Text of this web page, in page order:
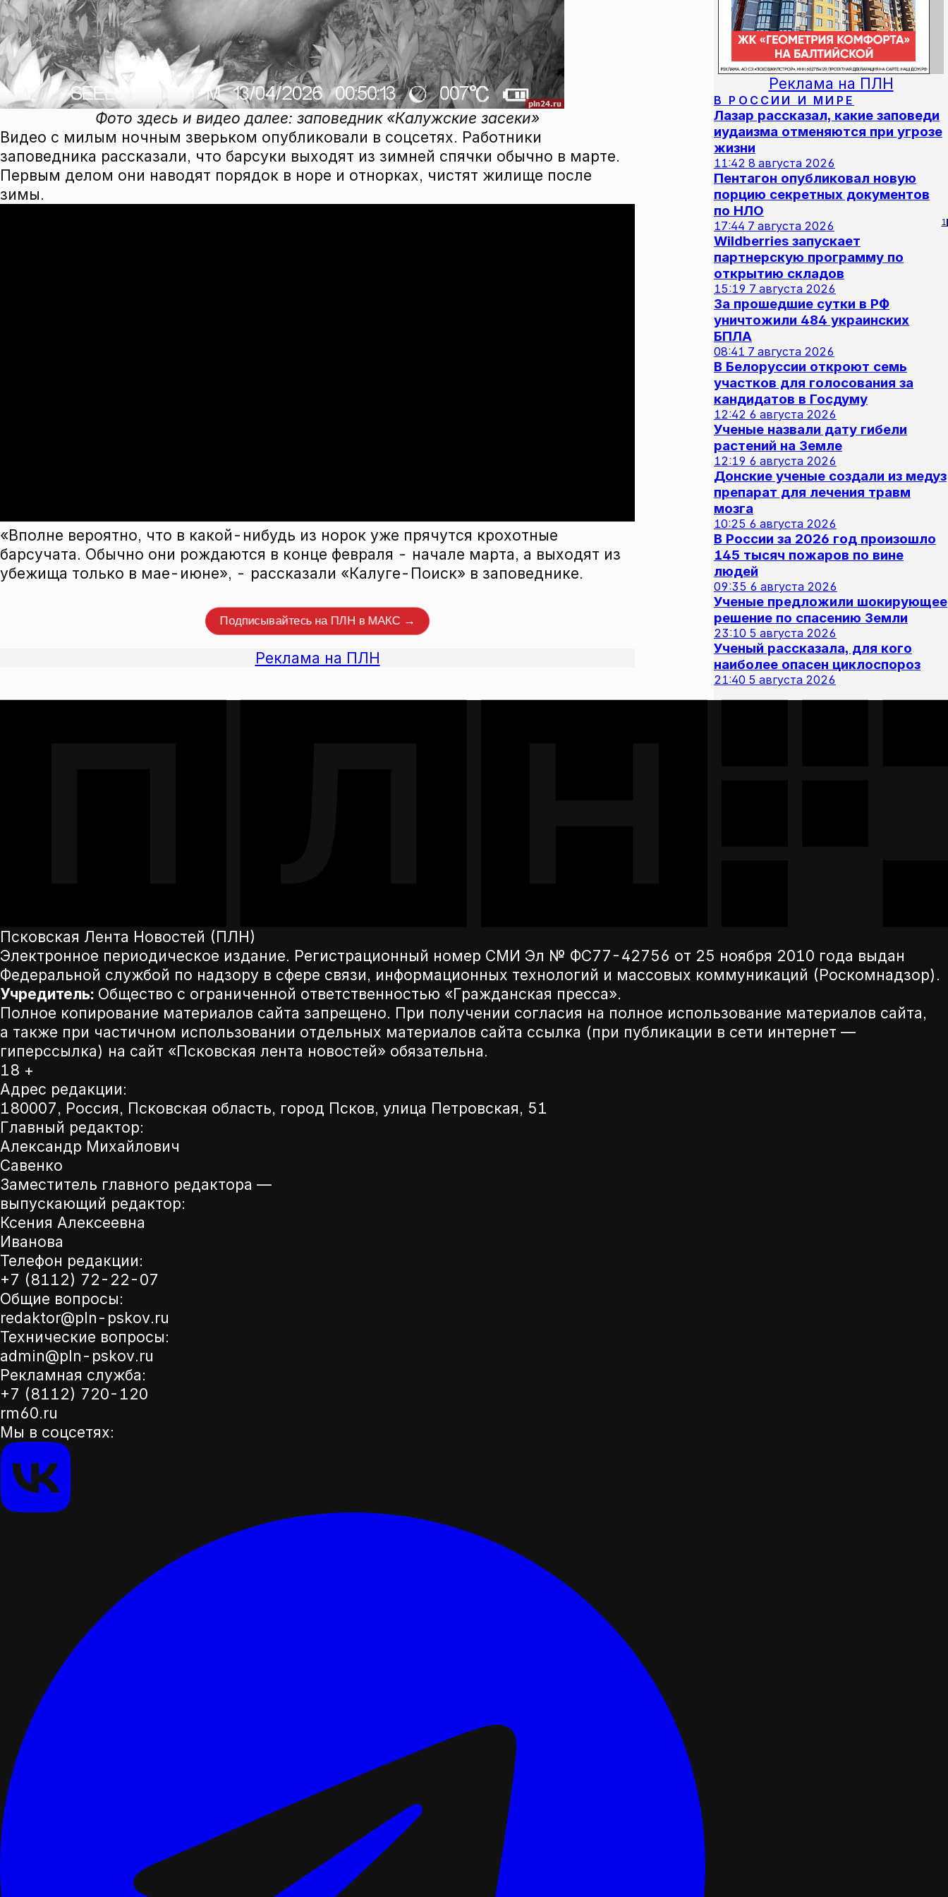
Фото здесь и видео далее: заповедник «Калужские засеки»
Видео с милым ночным зверьком опубликовали в соцсетях. Работники
заповедника рассказали, что барсуки выходят из зимней спячки обычно в марте.
Первым делом они наводят порядок в норе и отнорках, чистят жилище после
зимы.
«Вполне вероятно, что в какой-нибудь из норок уже прячутся крохотные
барсучата. Обычно они рождаются в конце февраля - начале марта, а выходят из
убежища только в мае-июне», - рассказали «Калуге-Поиск» в заповеднике.
Подписывайтесь на ПЛН в МАКС →
Реклама на ПЛН
Реклама на ПЛН
В РОССИИ И МИРЕ
Лазар рассказал, какие заповеди
иудаизма отменяются при угрозе
жизни
11:42 8 августа 2026
Пентагон опубликовал новую
порцию секретных документов
по НЛО
17:44 7 августа 2026 1
Wildberries запускает
партнерскую программу по
открытию складов
15:19 7 августа 2026
За прошедшие сутки в РФ
уничтожили 484 украинских
БПЛА
08:41 7 августа 2026
В Белоруссии откроют семь
участков для голосования за
кандидатов в Госдуму
12:42 6 августа 2026
Ученые назвали дату гибели
растений на Земле
12:19 6 августа 2026
Донские ученые создали из медуз
препарат для лечения травм
мозга
10:25 6 августа 2026
В России за 2026 год произошло
145 тысяч пожаров по вине
людей
09:35 6 августа 2026
Ученые предложили шокирующее
решение по спасению Земли
23:10 5 августа 2026
Ученый рассказала, для кого
наиболее опасен циклоспороз
21:40 5 августа 2026
Псковская Лента Новостей (ПЛН)
Электронное периодическое издание. Регистрационный номер СМИ Эл № ФС77-42756 от 25 ноября 2010 года выдан
Федеральной службой по надзору в сфере связи, информационных технологий и массовых коммуникаций (Роскомнадзор).
Учредитель: Общество с ограниченной ответственностью «Гражданская пресса».
Полное копирование материалов сайта запрещено. При получении согласия на полное использование материалов сайта,
а также при частичном использовании отдельных материалов сайта ссылка (при публикации в сети интернет —
гиперссылка) на сайт «Псковская лента новостей» обязательна.
18 +
Адрес редакции:
180007, Россия, Псковская область, город Псков, улица Петровская, 51
Главный редактор:
Александр Михайлович
Савенко
Заместитель главного редактора —
выпускающий редактор:
Ксения Алексеевна
Иванова
Телефон редакции:
+7 (8112) 72-22-07
Общие вопросы:
redaktor@pln-pskov.ru
Технические вопросы:
admin@pln-pskov.ru
Рекламная служба:
+7 (8112) 720-120
rm60.ru
Мы в соцсетях: